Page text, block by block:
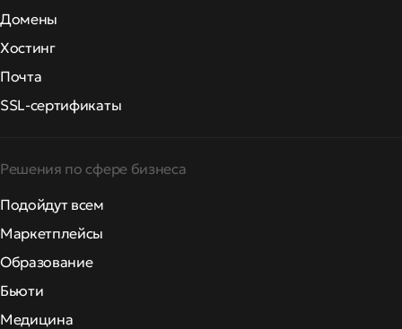
Домены
Хостинг
Почта
SSL-сертификаты
Решения по сфере бизнеса
Подойдут всем
Маркетплейсы
Образование
Бьюти
Медицина